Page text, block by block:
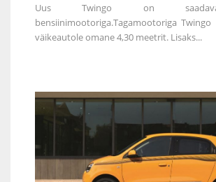
Uus Twingo on
bensiinimootoriga.Tagamootoriga
väikeautole omane 4,30 meetrit. Lisaks...